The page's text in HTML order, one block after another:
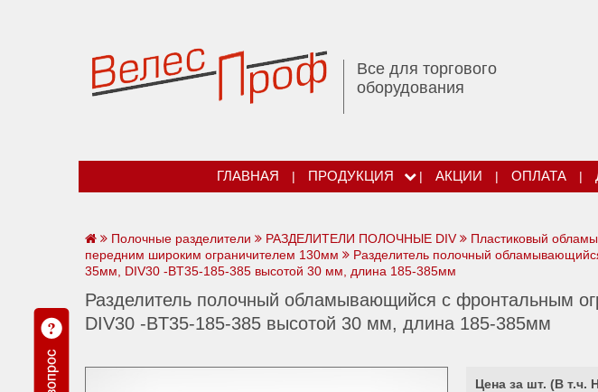
Все для торгового
оборудования
ГЛАВНАЯ | ПРОДУКЦИЯ | АКЦИИ | ОПЛАТА |
Полочные разделители РАЗДЕЛИТЕЛИ ПОЛОЧНЫЕ DIV
Пластиковый
передним широким ограничителем 130мм
Разделитель полочный
35мм, DIV30 -ВT35-185-385 высотой 30 мм, длина 185-385мм
Разделитель полочный обламывающийся с фронтальным
DIV30 -ВT35-185-385 высотой 30 мм, длина 185-385мм
Цена за шт. (В т.ч.